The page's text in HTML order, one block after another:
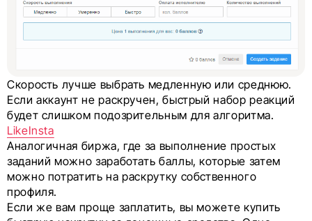
Скорость лучше выбрать медленную или среднюю.
Если аккаунт не раскручен, быстрый набор реакций
будет слишком подозрительным для алгоритма.
LikeInsta
Аналогичная биржа, где за выполнение простых
заданий можно заработать баллы, которые затем
можно потратить на раскрутку собственного
профиля.
Если же вам проще заплатить, вы можете купить